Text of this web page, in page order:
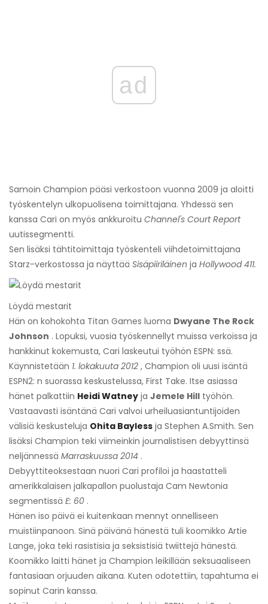
ad
Samoin Champion pääsi verkostoon vuonna 2009 ja aloitti
työskentelyn ulkopuolisena toimittajana. Yhdessä sen
kanssa Cari on myös ankkuroitu Channel's Court Report
uutissegmentti.
Sen lisäksi tähtitoimittaja työskenteli viihdetoimittajana
Starz-verkostossa ja näyttää Sisäpiiriläinen ja Hollywood 411.
Löydä mestarit
Hän on kohokohta Titan Games luoma Dwyane The Rock
Johnson . Lopuksi, vuosia työskennellyt muissa verkoissa ja
hankkinut kokemusta, Cari laskeutui työhön ESPN: ssä.
Käynnistetään 1. lokakuuta 2012 , Champion oli uusi isäntä
ESPN2: n suorassa keskustelussa, First Take. Itse asiassa
hänet palkattiin Heidi Watney ja Jemele Hill työhön.
Vastaavasti isäntänä Cari valvoi urheiluasiantuntijoiden
välisiä keskusteluja Ohita Bayless ja Stephen A.Smith. Sen
lisäksi Champion teki viimeinkin journalistisen debyyttinsä
neljännessä Marraskuussa 2014 .
Debyyttiteoksestaan ​​nuori Cari profiloi ja haastatteli
amerikkalaisen jalkapallon puolustaja Cam Newtonia
segmentissä E: 60 .
Hänen iso päivä ei kuitenkaan mennyt onnelliseen
muistiinpanoon. Sinä päivänä hänestä tuli koomikko Artie
Lange, joka teki rasistisia ja seksistisiä twiittejä hänestä.
Koomikko laitti hänet ja Champion leikillään seksuaaliseen
fantasiaan orjuuden aikana. Kuten odotettiin, tapahtuma ei
sopinut Carin kanssa.